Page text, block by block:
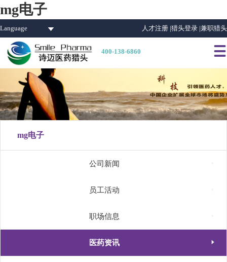
mg电子
Language 人才注册 |猎头登录 |兼职猎头
400-138-6860 
mg电子
公司新闻
员工活动
职场信息
医药资讯 